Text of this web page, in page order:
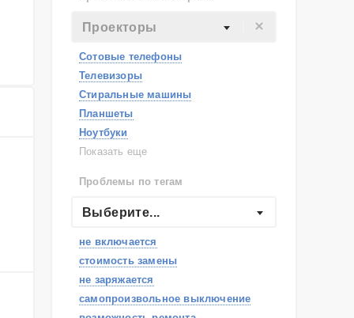
Apple
Indesit
Проекторы
Сотовые телефоны
Телевизоры
Стиральные машины
Планшеты
Ноутбуки
Холодильники
Посудомоечные машины
Наушники
Показать еще
Проблемы по тегам
Выберите...
не включается
стоимость замены
не заряжается
самопроизвольное выключение